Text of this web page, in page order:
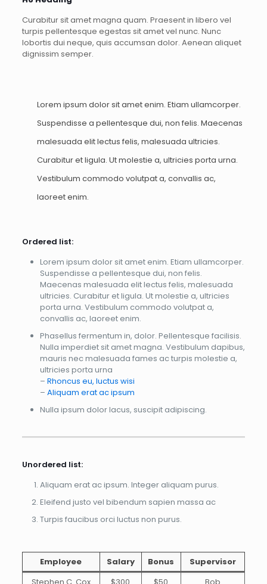
Curabitur sit amet magna quam. Praesent in libero vel
turpis pellentesque egestas sit amet vel nunc. Nunc
lobortis dui neque, quis accumsan dolor. Aenean aliquet
dignissim semper.
Lorem ipsum dolor sit amet enim. Etiam ullamcorper.
Suspendisse a pellentesque dui, non felis. Maecenas
malesuada elit lectus felis, malesuada ultricies.
Curabitur et ligula. Ut molestie a, ultricies porta urna.
Vestibulum commodo volutpat a, convallis ac,
laoreet enim.
Ordered list:
Lorem ipsum dolor sit amet enim. Etiam ullamcorper.
Suspendisse a pellentesque dui, non felis.
Maecenas malesuada elit lectus felis, malesuada
ultricies. Curabitur et ligula. Ut molestie a, ultricies
porta urna. Vestibulum commodo volutpat a,
convallis ac, laoreet enim.
Phasellus fermentum in, dolor. Pellentesque facilisis.
Nulla imperdiet sit amet magna. Vestibulum dapibus,
mauris nec malesuada fames ac turpis molestie a,
ultricies porta urna
– Rhoncus eu, luctus wisi
– Aliquam erat ac ipsum
Nulla ipsum dolor lacus, suscipit adipiscing.
Unordered list:
Aliquam erat ac ipsum. Integer aliquam purus.
Eleifend justo vel bibendum sapien massa ac
Turpis faucibus orci luctus non purus.
Employee Salary Bonus
Supervisor